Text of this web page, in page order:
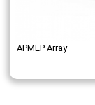
АРМЕР Array